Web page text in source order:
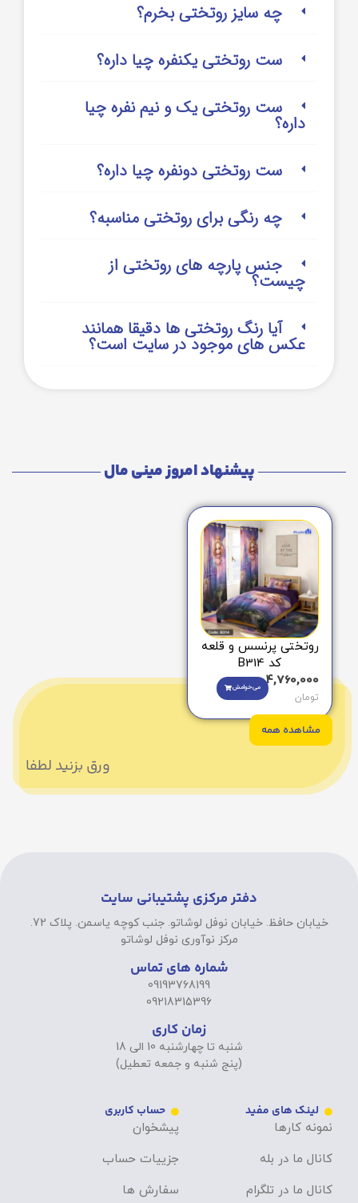
چه سایز روتختی بخرم؟
ست روتختی یکنفره چیا داره؟
ست روتختی یک و نیم نفره چیا
داره؟
ست روتختی دونفره چیا داره؟
چه رنگی برای روتختی مناسبه؟
جنس پارچه های روتختی از
چیست؟
آیا رنگ روتختی ها دقیقا همانند
عکس های موجود در سایت است؟
پیشنهاد امروز مینی مال
روتختی پرنسس و قلعه
کد B314
4,760,000
تومان
می‌خوامش
مشاهده همه
ورق بزنید لطفا
دفتر مرکزی پشتیبانی سایت
خیابان حافظ. خیابان نوفل لوشاتو. جنب کوچه یاسمن. پلاک 72.
مرکز نوآوری نوفل لوشاتو
شماره های تماس
09193768199
09218315396
زمان کاری
شنبه تا چهارشنبه 10 الی 18
(پنج شنبه و جمعه تعطیل)
لینک های مفید
نمونه کارها
کانال ما در بله
کانال ما در تلگرام
حساب کاربری
پیشخوان
جزییات حساب
سفارش ها